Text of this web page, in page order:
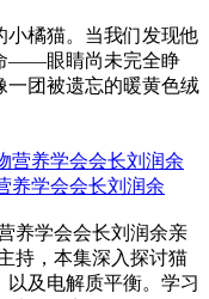
橘猫。当我们发现他
——眼睛尚未完全睁
一团被遗忘的暖黄色绒
养学会会长刘润余
养学会会长刘润余亲
持，本集深入探讨猫
及电解质平衡。学习